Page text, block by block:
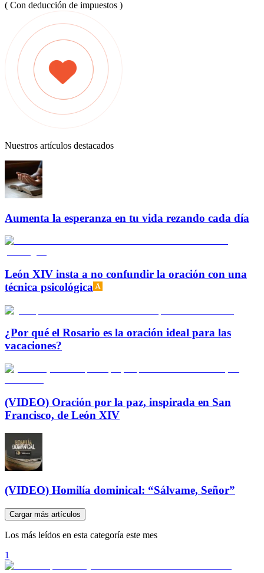
( Con deducción de impuestos )
Nuestros artículos destacados
Aumenta la esperanza en tu vida rezando cada día
León XIV insta a no confundir la oración con una
técnica psicológica
¿Por qué el Rosario es la oración ideal para las
vacaciones?
(VIDEO) Oración por la paz, inspirada en San
Francisco, de León XIV
(VIDEO) Homilía dominical: “Sálvame, Señor”
Cargar más artículos
Los más leídos en esta categoría este mes
1